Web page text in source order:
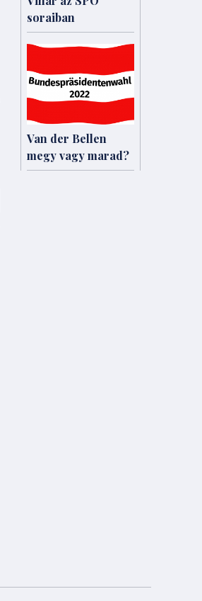
soraiban
Van der Bellen
megy vagy marad?